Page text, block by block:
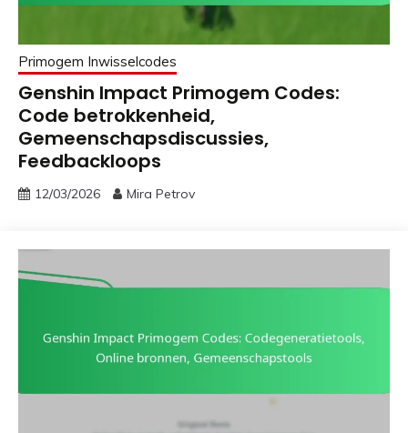
Primogem Inwisselcodes
Genshin Impact Primogem Codes:
Code betrokkenheid,
Gemeenschapsdiscussies,
Feedbackloops
12/03/2026 Mira Petrov